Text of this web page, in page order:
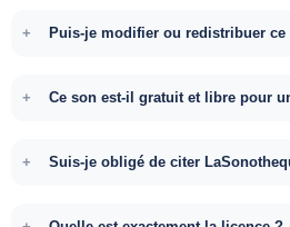
Puis-je modifier ou redistribuer ce
Ce son est-il gratuit et libre pour
Suis-je obligé de citer